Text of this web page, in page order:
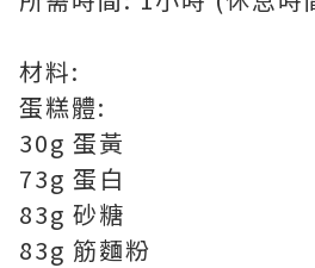
材料:
蛋糕體:
30g 蛋黃
73g 蛋白
83g 砂糖
83g 筋麵粉